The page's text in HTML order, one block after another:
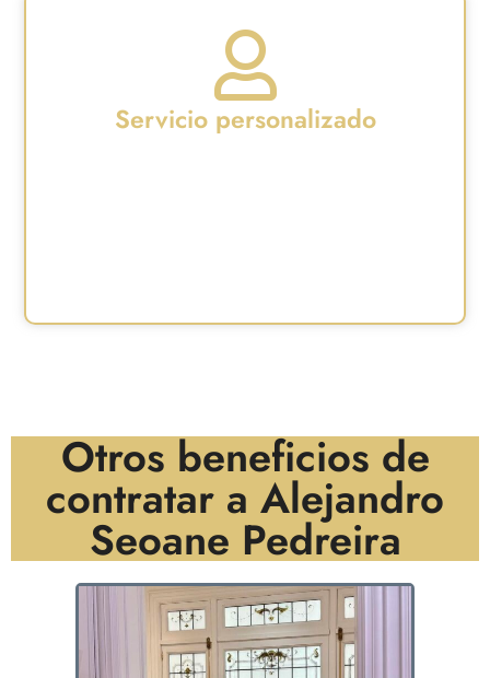
Servicio personalizado
Otros beneficios de
contratar a Alejandro
Seoane Pedreira